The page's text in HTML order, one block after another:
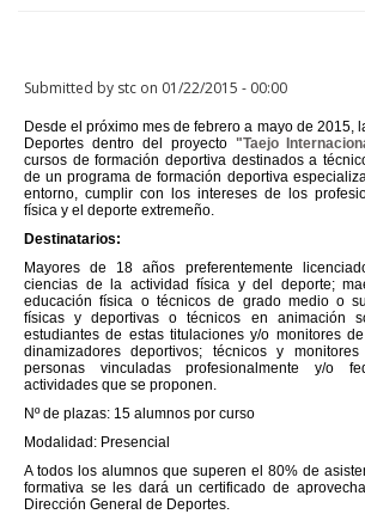
Communication
Documents
Links
Submitted by stc on 01/22/2015 - 00:00
Desde el próximo mes de febrero a mayo de 2015,
Deportes dentro del proyecto "Taejo
cursos de formación deportiva destinados a
de un programa de formación deportiva
entorno, cumplir con los intereses de los
física y el deporte extremeño.
Destinatarios:
Mayores de 18 años preferentemente
ciencias de la actividad física y del deporte;
educación física o técnicos de grado medio o
físicas y deportivas o técnicos en animación
estudiantes de estas titulaciones y/o monitores
dinamizadores deportivos; técnicos y
personas vinculadas profesionalmente y/o
actividades que se proponen.
Nº de plazas: 15 alumnos por curso
Modalidad: Presencial
A todos los alumnos que superen el 80% de
formativa se les dará un certificado de
Dirección General de Deportes.